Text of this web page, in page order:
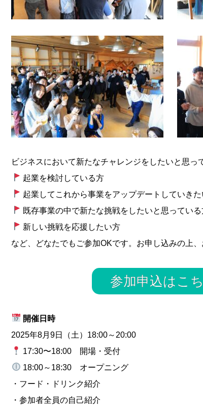
ビジネスにおいて新たなチャレンジをしたいと思っ
起業を検討している方
起業してこれから事業をアップデートしていきた
既存事業の中で新たな挑戦をしたいと思っている
新しい挑戦を応援したい方
など、どなたでもご参加OKです。お申し込みの上
参加申込はこち
開催日時
2025年8月9日（土）18:00～20:00
17:30〜18:00 開場・受付
18:00～18:30 オープニング
・フード・ドリンク紹介
・参加者全員の自己紹介